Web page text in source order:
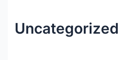
Uncategorized